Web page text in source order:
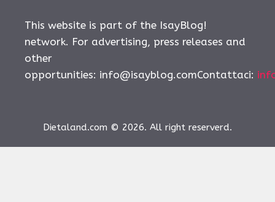
This website is part of the IsayBlog!
network. For advertising, press releases and
other
opportunities: info@isayblog.comContattaci:
Dietaland.com © 2026. All right reserverd.